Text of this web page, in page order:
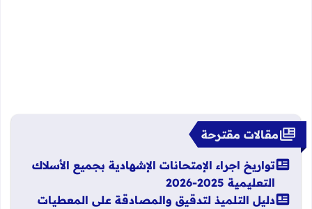
مقالات مقترحة
تواريخ اجراء الإمتحانات الإشهادية بجميع الأسلاك
التعليمية 2025-2026
دليل التلميذ لتدقيق والمصادقة على المعطيات